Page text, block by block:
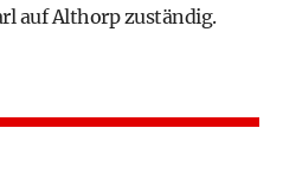
auf Althorp zuständig.